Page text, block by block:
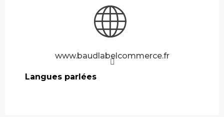
www.baudlabelcommerce.fr
Langues parlées
Langues parlées